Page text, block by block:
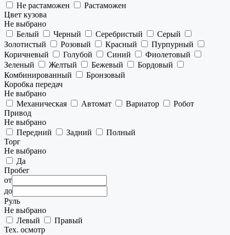
Не растаможен
Растаможен
Цвет кузова
Не выбрано
Белый
Черный Серебристый
Серый
Золотистый
Розовый Красный
Пурпурный
Коричневый
Голубой Синий
Фиолетовый
Зеленый
Желтый Бежевый
Бордовый
Комбинированный
Бронзовый
Коробка передач
Не выбрано
Механическая
Автомат Вариатор
Робот
Привод
Не выбрано
Передний
Задний
Полный
Торг
Не выбрано
Да
Пробег
от
до
Руль
Не выбрано
Левый
Правый
Тех. осмотр